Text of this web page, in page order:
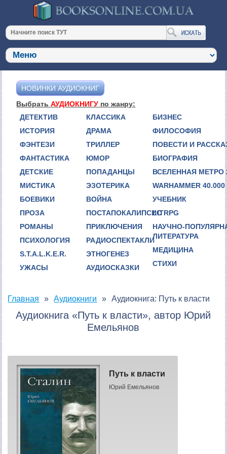
НОВИНКИ АУДИОКНИГ
ВыбратьАУДИОКНИГУ по жанру:
ДЕТЕКТИВ
ИСТОРИЯ
ФЭНТЕЗИ
ФАНТАСТИКА
ДЕТСКИЕ
МИСТИКА
БОЕВИКИ
ПРОЗА
РОМАНЫ
ПСИХОЛОГИЯ
S.T.A.L.K.E.R.
УЖАСЫ
КЛАССИКА
ДРАМА
ТРИЛЛЕР
ЮМОР
ПОПАДАНЦЫ
ЭЗОТЕРИКА
ВОЙНА
ПОСТАПОКАЛИПСИС
ПРИКЛЮЧЕНИЯ
РАДИОСПЕКТАКЛИ
ЭТНОГЕНЕЗ
АУДИОСКАЗКИ
БИЗНЕС
ФИЛОСОФИЯ
ПОВЕСТИ И
БИОГРАФИЯ
ВСЕЛЕННАЯ МЕТРО
WARHAMMER 40.000
УЧЕБНИК
LITRPG
НАУЧНО-
ЛИТЕРАТУРА
МЕДИЦИНА
СТИХИ
Главная Аудиокниги Аудиокнига: Путь к власти
Аудиокнига «Путь к власти», автор Юрий
Емельянов
Путь к власти
Юрий Емельянов